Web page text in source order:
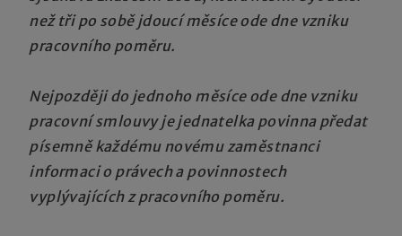
než tři po sobě jdoucí měsíce ode dne vzniku
pracovního poměru.
Nejpozději do jednoho měsíce ode dne vzniku
pracovní smlouvy je jednatelka povinna předat
písemně každému novému zaměstnanci
informaci o právech a povinnostech
vyplývajících z pracovního poměru.